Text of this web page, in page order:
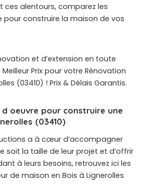
ces alentours, comparez les
pour construire la maison de vos
et d’extension en toute
Prix pour votre Rénovation
(03410) ! Prix & Délais Garantis.
oeuvre pour construire une
(03410)
a à cœur d’accompagner
soit la taille de leur projet et d’offrir
à leurs besoins, retrouvez ici les
de maison en Bois à Lignerolles